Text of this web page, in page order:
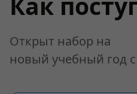
Открыт набор на
новый учебный год с